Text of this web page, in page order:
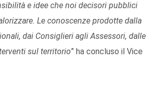
e idee che noi decisori pubblici
Le conoscenze prodotte dalla
dai Consiglieri agli Assessori, dalle
sul territorio” ha concluso il Vice